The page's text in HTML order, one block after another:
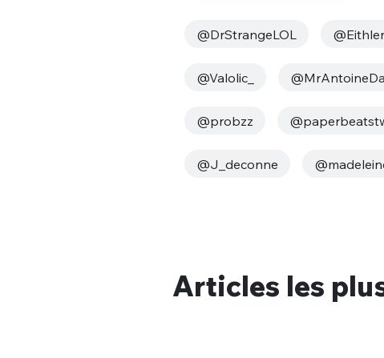
@DrStrangeLOL
@Valolic_
@probzz
@J_deconne
Articles les